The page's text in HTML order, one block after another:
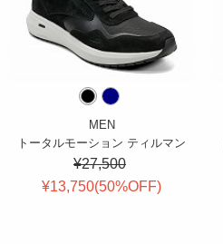
MEN
トータルモーション ティルマン
¥27,500
¥13,750(50%OFF)